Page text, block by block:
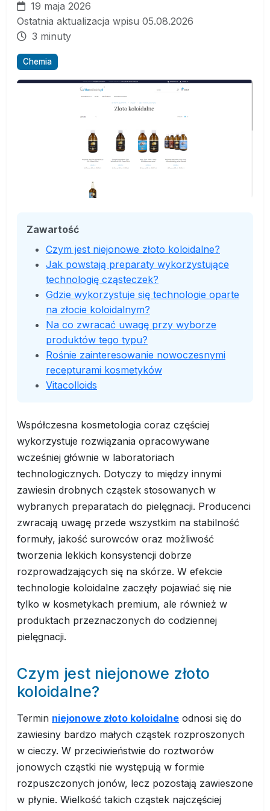
19 maja 2026
Ostatnia aktualizacja wpisu 05.08.2026
3 minuty
Chemia
Zawartość
Czym jest niejonowe złoto koloidalne?
Jak powstają preparaty wykorzystujące
technologię cząsteczek?
Gdzie wykorzystuje się technologie oparte
na złocie koloidalnym?
Na co zwracać uwagę przy wyborze
produktów tego typu?
Rośnie zainteresowanie nowoczesnymi
recepturami kosmetyków
Vitacolloids
Współczesna kosmetologia coraz częściej
wykorzystuje rozwiązania opracowywane
wcześniej głównie w laboratoriach
technologicznych. Dotyczy to między innymi
zawiesin drobnych cząstek stosowanych w
wybranych preparatach do pielęgnacji. Producenci
zwracają uwagę przede wszystkim na stabilność
formuły, jakość surowców oraz możliwość
tworzenia lekkich konsystencji dobrze
rozprowadzających się na skórze. W efekcie
technologie koloidalne zaczęły pojawiać się nie
tylko w kosmetykach premium, ale również w
produktach przeznaczonych do codziennej
pielęgnacji.
Czym jest niejonowe złoto
koloidalne?
Termin niejonowe złoto koloidalne odnosi się do
zawiesiny bardzo małych cząstek rozproszonych
w cieczy. W przeciwieństwie do roztworów
jonowych cząstki nie występują w formie
rozpuszczonych jonów, lecz pozostają zawieszone
w płynie. Wielkość takich cząstek najczęściej